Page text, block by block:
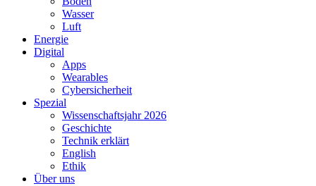
Wasser
Luft
Energie
Digital
Apps
Wearables
Cybersicherheit
Spezial
Wissenschaftsjahr 2026
Geschichte
Technik erklärt
English
Ethik
Über uns